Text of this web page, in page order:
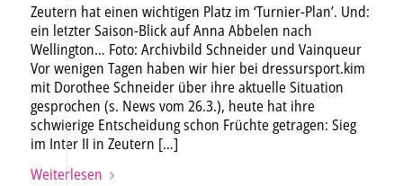
Zeutern hat einen wichtigen Platz im ‘Turnier-Plan’. Und:
ein letzter Saison-Blick auf Anna Abbelen nach
Wellington… Foto: Archivbild Schneider und Vainqueur
Vor wenigen Tagen haben wir hier bei dressursport.kim
mit Dorothee Schneider über ihre aktuelle Situation
gesprochen (s. News vom 26.3.), heute hat ihre
schwierige Entscheidung schon Früchte getragen: Sieg
im Inter II in Zeutern […]
Weiterlesen